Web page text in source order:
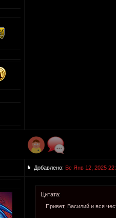
Добавлено: Вс Янв 12, 2025
Цитата:
Привет, Василий и вся